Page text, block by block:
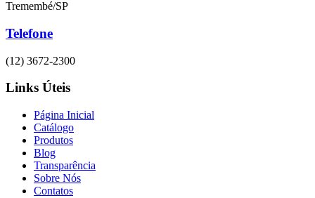
Tremembé/SP
Telefone
(12) 3672-2300
Links Úteis
Página Inicial
Catálogo
Produtos
Blog
Transparência
Sobre Nós
Contatos